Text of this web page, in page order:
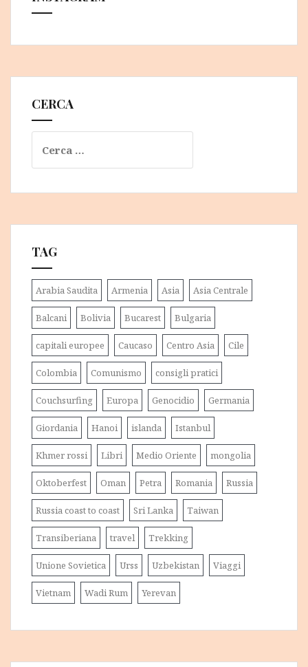
CERCA
per:
TAG
Arabia Saudita Armenia Asia Asia Centrale
Balcani Bolivia Bucarest Bulgaria
capitali europee Caucaso Centro Asia Cile
Colombia Comunismo consigli pratici
Couchsurfing Europa Genocidio Germania
Giordania Hanoi islanda Istanbul
Khmer rossi Libri Medio Oriente mongolia
Oktoberfest Oman Petra Romania Russia
Russia coast to coast Sri Lanka Taiwan
Transiberiana travel Trekking
Unione Sovietica Urss Uzbekistan Viaggi
Vietnam Wadi Rum Yerevan